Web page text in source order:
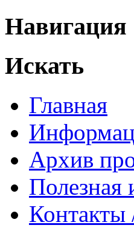
Навигация
Искать
Главная
Архив
Полезная
Контакты